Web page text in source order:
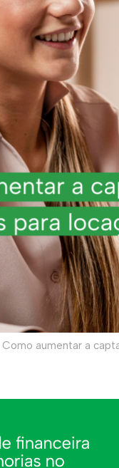
Como aumentar a